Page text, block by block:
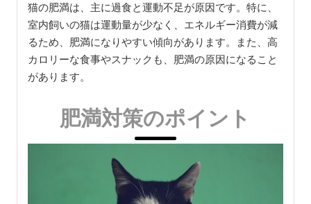
猫の肥満は、主に過食と運動不足が原因です。特に、
室内飼いの猫は運動量が少なく、エネルギー消費が減
るため、肥満になりやすい傾向があります。また、高
カロリーな食事やスナックも、肥満の原因になること
があります。
肥満対策のポイント